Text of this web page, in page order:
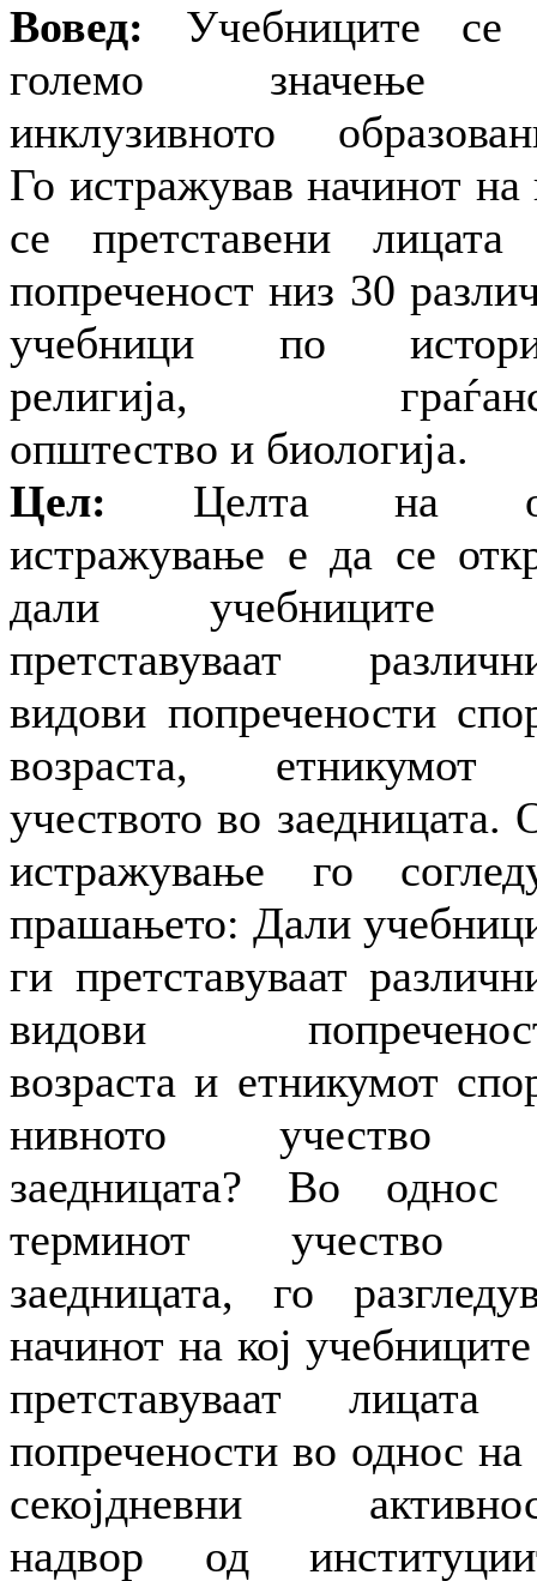
Вовед: Учебниците се
големо значење
инклузивното
Го истражував начинот на
се претставени лицата
попреченост низ 30
учебници по
религија,
општество и биологија.
Цел: Целта на
истражување е да се
дали учебниците
претставуваат
видови попречености
возраста,
учеството во заедницата.
истражување го
прашањето: Дали
ги претставуваат
видови
возраста и етникумот
нивното учество
заедницата? Во однос
терминот учество
заедницата, го
начинот на кој
претставуваат лицата
попречености во однос на
секојдневни
надвор од